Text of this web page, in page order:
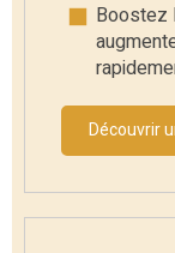
Boostez
Découvrir